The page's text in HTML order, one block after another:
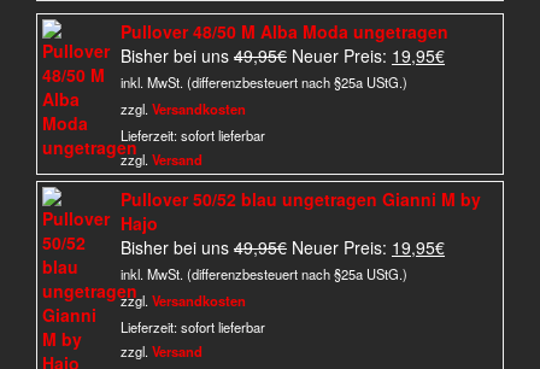
Pullover 48/50 M Alba Moda ungetragen
Bisher bei uns 49,95€ Ursprünglicher
Preis
Neuer Preis: 19,95€Aktueller
inkl. MwSt. (differenzbesteuert nach §25a UStG.)
zzgl. Versandkosten
Lieferzeit:sofort lieferbar
zzgl. Versand
Pullover 50/52 blau ungetragen Gianni M by
Hajo
Bisher bei uns 49,95€ Ursprünglicher
Preis
Neuer Preis: 19,95€Aktueller
inkl. MwSt. (differenzbesteuert nach §25a UStG.)
zzgl. Versandkosten
Lieferzeit:sofort lieferbar
zzgl. Versand